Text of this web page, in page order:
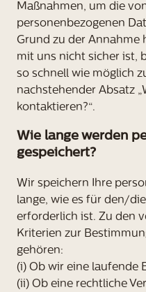
Maßnahmen, um die
personenbezogenen
Grund zu der Annahme
mit uns nicht sicher ist,
so schnell wie möglich
nachstehender Absatz
kontaktieren?“.
Wie lange werden
gespeichert?
Wir speichern Ihre
lange, wie es für den/
erforderlich ist. Zu den
Kriterien zur
gehören:
(i) Ob wir eine laufende
(ii) Ob eine rechtliche